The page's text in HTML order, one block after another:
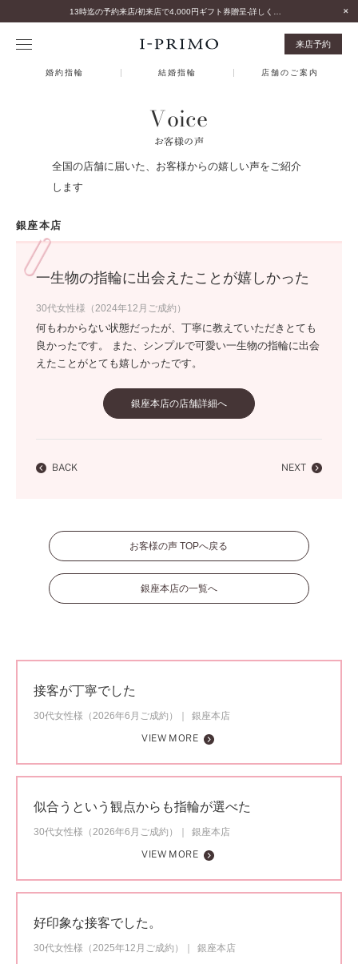
来店予約
婚約指輪 結婚指輪 店舗のご案内
Voice
お客様の声
全国の店舗に届いた、お客様からの嬉しい声をご紹介
します
銀座本店
一生物の指輪に出会えたことが嬉しかった
30代女性様（2024年12月ご成約）
何もわからない状態だったが、丁寧に教えていただきとても
良かったです。 また、シンプルで可愛い一生物の指輪に出会
えたことがとても嬉しかったです。
銀座本店の店舗詳細へ
BACK NEXT
お客様の声 TOPへ戻る
銀座本店の一覧へ
接客が丁寧でした
30代女性様（2026年6月ご成約）
銀座本店
VIEW MORE
似合うという観点からも指輪が選べた
30代女性様（2026年6月ご成約）
銀座本店
VIEW MORE
好印象な接客でした。
30代女性様（2025年12月ご成約）
銀座本店